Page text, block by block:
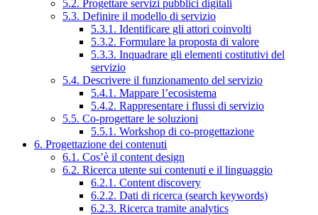
5.2. Progettare servizi pubblici digitali
5.3. Definire il modello di servizio
5.3.1. Identificare gli attori coinvolti
5.3.2. Formulare la proposta di valore
5.3.3. Inquadrare gli elementi costitutivi del
servizio
5.4. Descrivere il funzionamento del servizio
5.4.1. Mappare l’ecosistema
5.4.2. Rappresentare i flussi di servizio
5.5. Co-progettare le soluzioni
5.5.1. Workshop di co-progettazione
6. Progettazione dei contenuti
6.1. Cos’è il content design
6.2. Ricerca utente sui contenuti e il linguaggio
6.2.1. Content discovery
6.2.2. Dati di ricerca (search keywords)
6.2.3. Ricerca tramite analytics